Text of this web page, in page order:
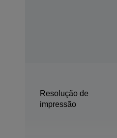
Resolução de
impressão